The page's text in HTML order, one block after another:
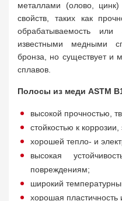
металлами (олово,
свойств, таких как
обрабатываемость или
известными медными
бронза, но существует и
сплавов.
Полосы из меди ASTM
высокой прочностью,
стойкостью к коррозии,
хорошей тепло- и
высокая
повреждениям;
широкий
хорошая пластичность